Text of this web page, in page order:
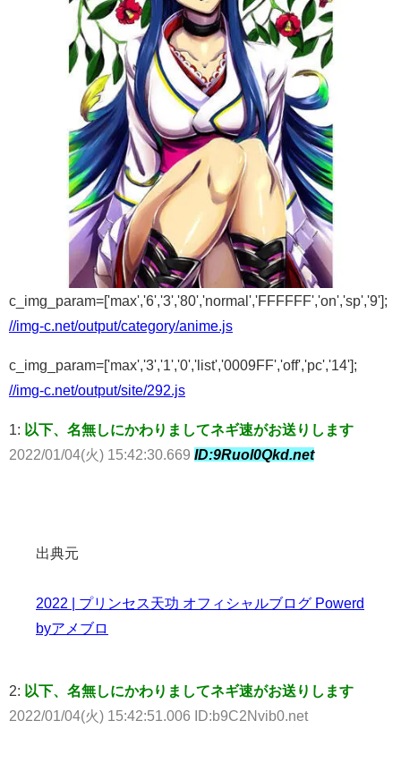
c_img_param=['max','6','3','80','normal','FFFFFF','on','sp','9'];
//img-c.net/output/category/anime.js
c_img_param=['max','3','1','0','list','0009FF','off','pc','14'];
//img-c.net/output/site/292.js
1: 以下、名無しにかわりましてネギ速がお送りします
2022/01/04(火) 15:42:30.669 ID:9Ruol0Qkd.net
出典元
2022 | プリンセス天功 オフィシャルブログ Powerd
byアメブロ
2: 以下、名無しにかわりましてネギ速がお送りします
2022/01/04(火) 15:42:51.006 ID:b9C2Nvib0.net